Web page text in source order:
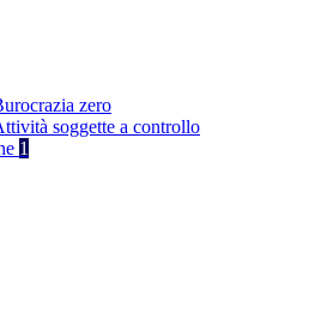
zero
soggette a controllo
1